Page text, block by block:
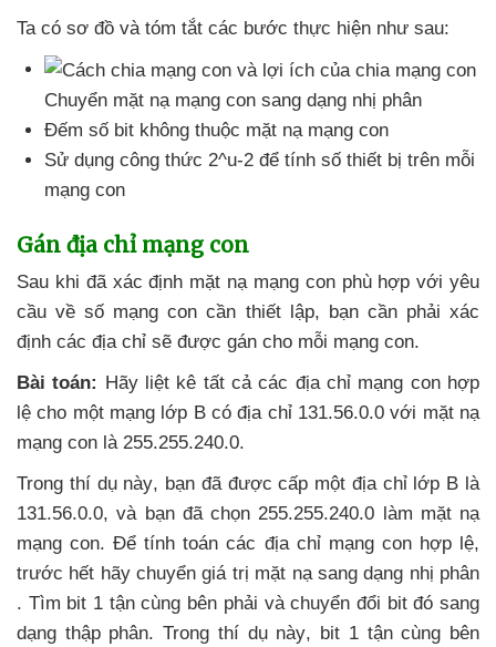
Ta có sơ đồ và tóm tắt các bước thực hiện như sau:
Chuyển mặt nạ mạng con sang dạng nhị phân
Đếm số bit không thuộc mặt nạ mạng con
Sử dụng công thức 2^u-2 để tính số thiết bị trên mỗi
mạng con
Gán địa chỉ mạng con
Sau khi đã xác định mặt nạ mạng con phù hợpvới yêu
cầu về số mạng con cần thiết lập, bạn cần phải xác
định các địa chỉ sẽ được gán cho mỗi mạng con.
Bài toán: Hãy liệt kê tất cảcác địa chỉ mạng con hợp
lệ cho một mạng lớp B có địa chỉ 131.56.0.0với mặt nạ
mạng con là 255.255.240.0.
Trong thí dụ này, bạn đã được cấp một địa chỉ lớp B là
131.56.0.0,và bạn đã chọn 255.255.240.0 làm mặt nạ
mạng con. Để tính toáncác địa chỉ mạng con hợp lệ,
trước hết hãy chuyển giá trị mặt nạ sang dạng nhị phân
. Tìm bit 1 tận cùng bên phải và chuyển đổi bit đó sang
dạng thập phân. Trong thí dụ này, bit 1 tận cùng bên